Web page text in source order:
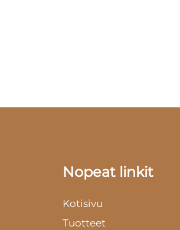
Nopeat linkit
Kotisivu
Tuotteet